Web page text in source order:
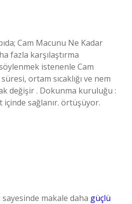
Cam Macunu Ne Kadar
fazla karşılaştırma
istenenle Cam
ortam sıcaklığı ve nem
değişir . Dokunma kuruluğu :
içinde sağlanır. örtüşüyor.
sayesinde makale daha güçlü